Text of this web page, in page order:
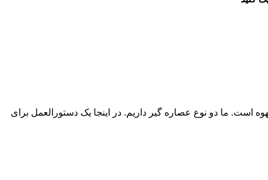
دوست دارم با نسبت دم کردن 17 به 1 شروع کنم. این به معنی استفاده از 17 قسمت آب به ازای هر 1 قسمت قهوه است. ما دو نوع عصاره گیر داریم. در اینجا یک دستورالعمل برای